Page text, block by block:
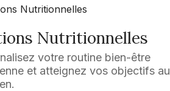
Nutritionnelles
votre routine bien-être
et atteignez vos objectifs au